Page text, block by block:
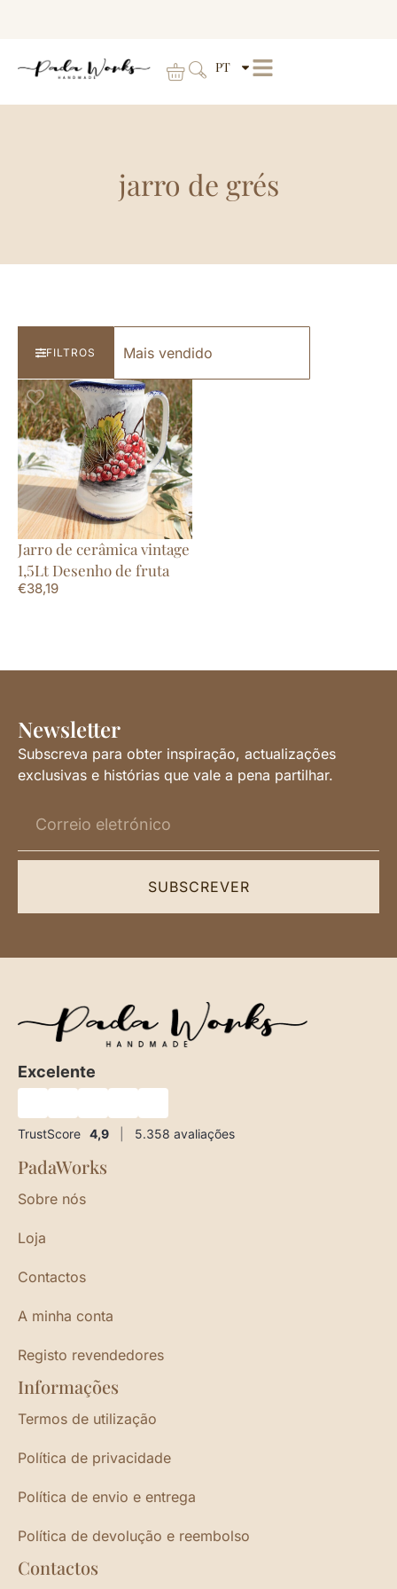
PT
jarro de grés
FILTROS
Jarro de cerâmica vintage
1,5Lt Desenho de fruta
€38,19
Newsletter
Subscreva para obter inspiração, actualizações
exclusivas e histórias que vale a pena partilhar.
SUBSCREVER
Excelente
TrustScore 4,9 5.358 avaliações
PadaWorks
Sobre nós
Loja
Contactos
A minha conta
Registo revendedores
Informações
Termos de utilização
Política de privacidade
Política de envio e entrega
Política de devolução e reembolso
Contactos